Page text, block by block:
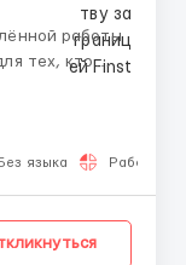
работы
тех, кто
без
и интернет-
Без языка Работа 2-